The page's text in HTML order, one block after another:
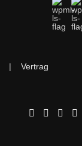
| Vertrag